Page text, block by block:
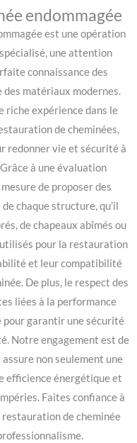
endommagée
est une opération
une attention
connaissance des
matériaux modernes.
riche expérience dans le
de cheminées,
redonner vie et sécurité à
à une évaluation
de proposer des
chaque structure, qu’il
de chapeaux abîmés ou
pour la restauration
et leur compatibilité
De plus, le respect des
liées à la performance
garantir une sécurité
Notre engagement est de
non seulement une
efficience énergétique et
Faites confiance à
restauration de cheminée